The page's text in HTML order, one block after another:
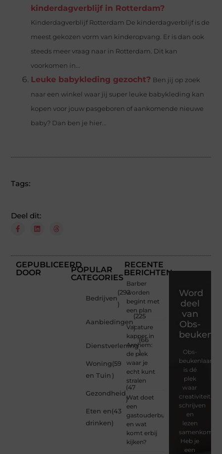
kinderdagverblijf in Rotterdam?
Kinderdagverblijf Rotterdam De kinderdagverblijf is de
meest gekozen vorm van kinderopvang. Er is dan ook
steeds meer vraag naar in Rotterdam. Dit kan
voorkomen in...
Leuke babykleding gezocht? Ben jij op zoek
naar een winkel waar jij super leuke babykleding kan
kopen voor jouw pasgeboren of aankomende nieuwe
baby? Dan ben je hier...
Tags:
Deel dit:
GEPUBLICEERD
DOOR
POPULAR
CATEGORIES
Bedrijven
(292
)
Aanbiedingen
(225
)
Dienstverlening
(66
)
Woning
en Tuin
(59
)
Gezondheid
(47
)
Eten en
drinken
(43
)
RECENTE
BERICHTEN
Barber
worden
begint met
een plan
Vacature
kapper in
Arnhem:
de plek
waar je
echt kunt
stralen
Wat doet
een
gastouderbureau
en wat
komt erbij
kijken?
Word
deel
van
Obs-
Obs-
beukenlaan.nl
is dé
plek
waar
creativiteit,
schrijven
en
lezen
samenkomen.
Heb je
een